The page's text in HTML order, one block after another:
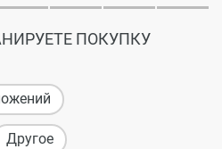
ПОКУПКУ
Другое